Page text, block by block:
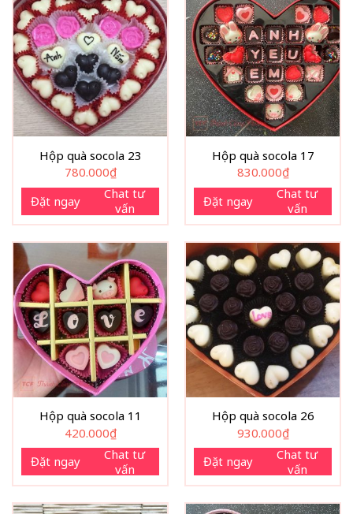
Hộp quà socola 23
780.000₫
Đặt ngay
Chat tư
vấn
Hộp quà socola 17
830.000₫
Đặt ngay
Chat tư
vấn
Hộp quà socola 11
420.000₫
Đặt ngay
Chat tư
vấn
Hộp quà socola 26
930.000₫
Đặt ngay
Chat tư
vấn